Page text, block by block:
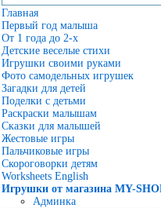
Главная
Первый год малыша
От 1 года до 2-х
Детские веселые стихи
Игрушки своими руками
Фото самодельных игрушек
Загадки для детей
Поделки с детьми
Раскраски малышам
Сказки для малышей
Жестовые игры
Пальчиковые игры
Скороговорки детям
Worksheets English
Игрушки от магазина MY-
Админка